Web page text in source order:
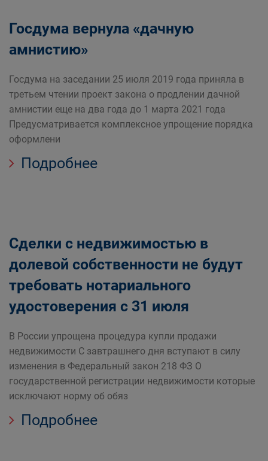
Госдума вернула «дачную
амнистию»
Госдума на заседании 25 июля 2019 года приняла в
третьем чтении проект закона о продлении дачной
амнистии еще на два года до 1 марта 2021 года
Предусматривается комплексное упрощение порядка
оформлени
Подробнее
Сделки с недвижимостью в
долевой собственности не будут
требовать нотариального
удостоверения с 31 июля
В России упрощена процедура купли продажи
недвижимости С завтрашнего дня вступают в силу
изменения в Федеральный закон 218 ФЗ О
государственной регистрации недвижимости которые
исключают норму об обяз
Подробнее